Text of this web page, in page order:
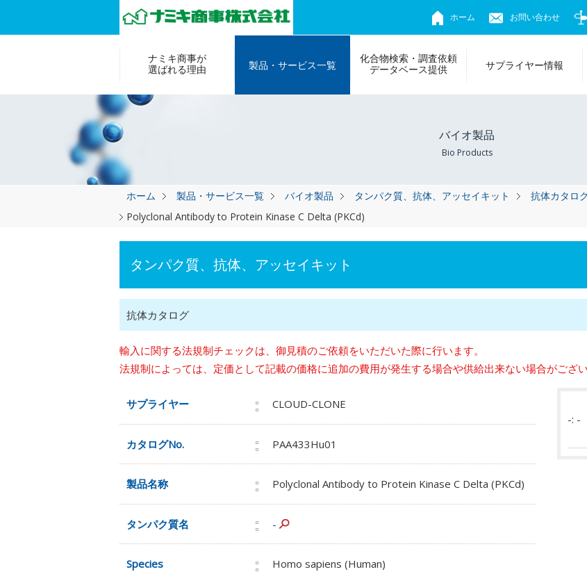
ホーム お問い合わせ
ナミキ商事が
選ばれる理由
製品・サービス一覧
化合物検索・調査依頼
データベース提供
サプライヤー情報
バイオ製品
Bio Products
ホーム 製品・サービス一覧 バイオ製品 タンパク質、抗体、アッセイキット 抗体カタロ
Polyclonal Antibody to Protein Kinase C Delta (PKCd)
タンパク質、抗体、アッセイキット
抗体カタログ
輸入に関する法規制チェックは、御見積のご依頼をいただいた際に行います。
法規制によっては、定価として記載の価格に追加の費用が発生する場合や供給出来ない場合がござ
サプライヤー CLOUD-CLONE
カタログNo. PAA433Hu01
製品名称 Polyclonal Antibody to Protein Kinase C Delta (PKCd)
タンパク質名 -
Species Homo sapiens (Human)
-: -